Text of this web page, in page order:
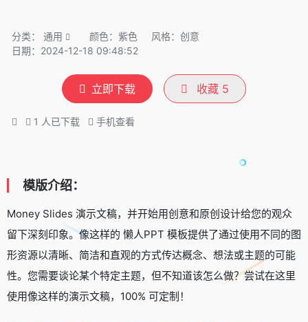
分类： 通用 颜色：紫色
风格：创意
日期：2024-12-18 09:48:52
立即下载 收藏 5
1 人已下载 手机查看
模版介绍：
Money Slides 演示文稿，并开始用创意和原创设计给您的观众
留下深刻印象。像这样的 懒人PPT 模板提供了通过使用不同的图
形资源以清晰、简洁和直观的方式传达概念、想法或主题的可能
性。您需要谈论某个特定主题，但不知道该怎么做？尝试在这里
使用像这样的演示文稿，100% 可定制！